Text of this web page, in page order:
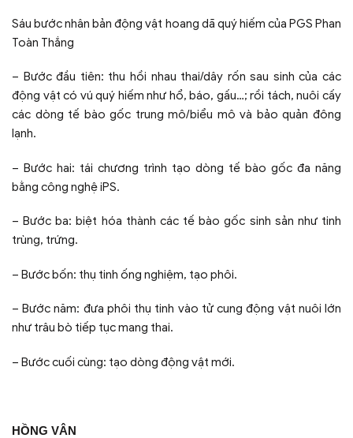
Sáu bước nhân bản động vật hoang dã quý hiếm của PGS Phan
Toàn Thắng
– Bước đầu tiên: thu hồi nhau thai/dây rốn sau sinh của các
động vật có vú quý hiếm như hổ, báo, gấu…; rồi tách, nuôi cấy
các dòng tế bào gốc trung mô/biểu mô và bảo quản đông
lạnh.
– Bước hai: tái chương trình tạo dòng tế bào gốc đa năng
bằng công nghệ iPS.
– Bước ba: biệt hóa thành các tế bào gốc sinh sản như tinh
trùng, trứng.
– Bước bốn: thụ tinh ống nghiệm, tạo phôi.
– Bước năm: đưa phôi thụ tinh vào tử cung động vật nuôi lớn
như trâu bò tiếp tục mang thai.
– Bước cuối cùng: tạo dòng động vật mới.
HỒNG VÂN